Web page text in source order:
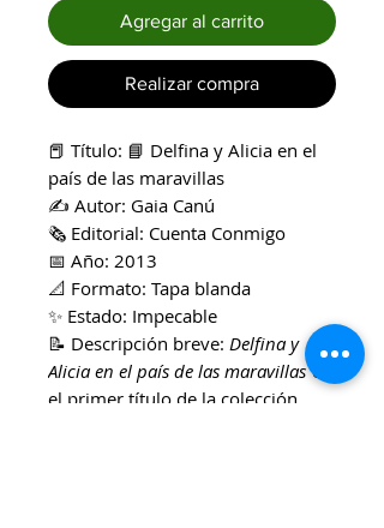
Agregar al carrito
Realizar compra
📕 Título: 📘 Delfina y Alicia en el
país de las maravillas
✍️ Autor: Gaia Canú
🗞️ Editorial: Cuenta Conmigo
📅 Año: 2013
📐 Formato: Tapa blanda
✨ Estado: Impecable
📝 Descripción breve: Delfina y
Alicia en el país de las maravillases
el primer título de la colección